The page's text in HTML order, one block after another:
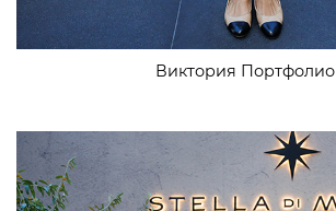
Виктория Портфолио